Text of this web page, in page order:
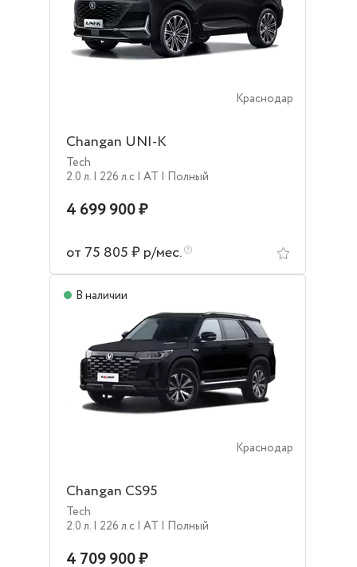
Краснодар
Changan UNI-K
Tech
2.0 л. | 226 л.c | AT | Полный
4 699 900 ₽
от 75 805 ₽ р/мес.
В наличии
Краснодар
Changan CS95
Tech
2.0 л. | 226 л.c | AT | Полный
4 709 900 ₽